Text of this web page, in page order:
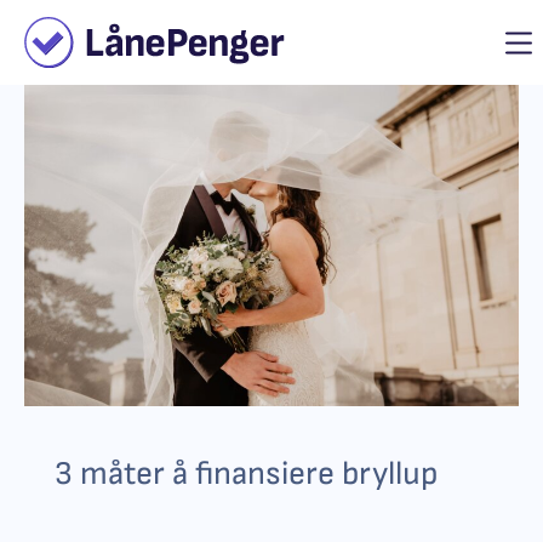
3 måter å finansiere bryllup